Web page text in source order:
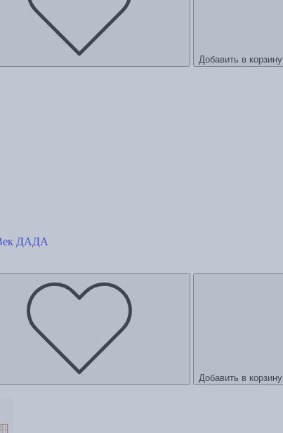
Добавить в корзину
ДАДА
Добавить в корзину